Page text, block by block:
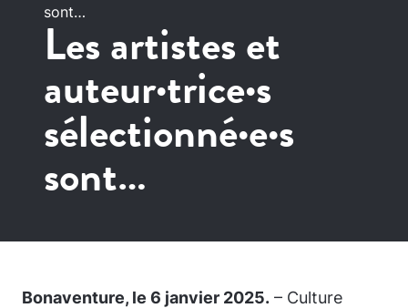
sont…
Les artistes et
auteur·trice·s
sélectionné·e·s
sont…
Bonaventure, le 6 janvier 2025. – Culture